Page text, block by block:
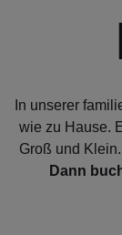
In unserer
wie zu Hause.
Groß und
Dann